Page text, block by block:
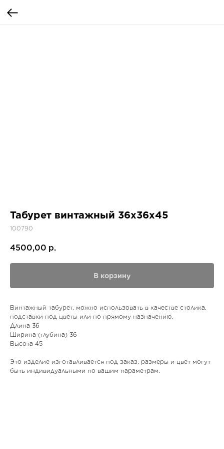
Табурет винтажный 36х36х45
100790
4500,00 р.
В корзину
Винтажный табурет, можно использовать в качестве столика,
подставки под цветы или по прямому назначению.
Длина 36
Ширина (глубина) 36
Высота 45
Это изделие изготавливается под заказ, размеры и цвет могут
быть индивидуальными по вашим параметрам.